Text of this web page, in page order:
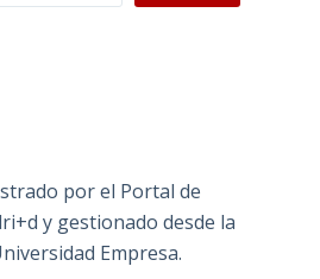
por el Portal de
y gestionado desde la
Empresa.